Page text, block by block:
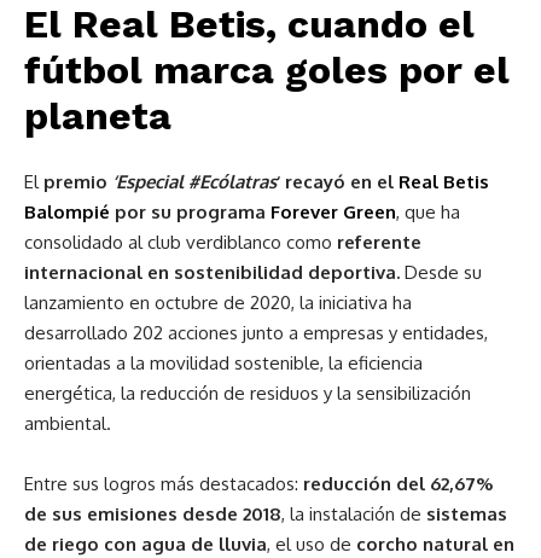
El Real Betis, cuando el
fútbol marca goles por el
planeta
El premio ‘Especial #Ecólatras‘ recayó en el Real Betis
Balompié por su programa Forever Green, que ha
consolidado al club verdiblanco como referente
internacional en sostenibilidad deportiva. Desde su
lanzamiento en octubre de 2020, la iniciativa ha
desarrollado 202 acciones junto a empresas y entidades,
orientadas a la movilidad sostenible, la eficiencia
energética, la reducción de residuos y la sensibilización
ambiental.
Entre sus logros más destacados: reducción del 62,67%
de sus emisiones desde 2018, la instalación de sistemas
de riego con agua de lluvia, el uso de corcho natural en